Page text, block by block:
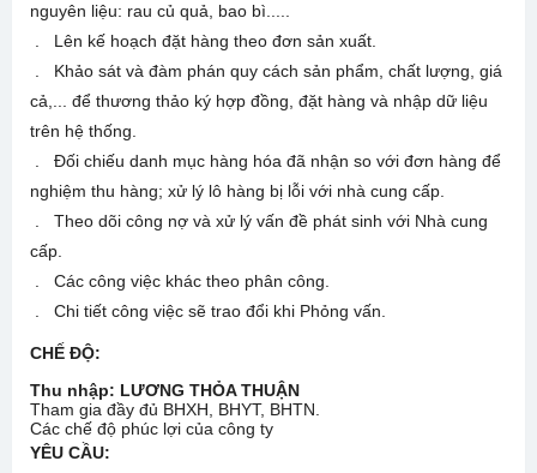
nguyên liệu: rau củ quả, bao bì.....
. Lên kế hoạch đặt hàng theo đơn sản xuất.
. Khảo sát và đàm phán quy cách sản phẩm, chất lượng, giá
cả,... để thương thảo ký hợp đồng, đặt hàng và nhập dữ liệu
trên hệ thống.
. Đối chiếu danh mục hàng hóa đã nhận so với đơn hàng để
nghiệm thu hàng; xử lý lô hàng bị lỗi với nhà cung cấp.
. Theo dõi công nợ và xử lý vấn đề phát sinh với Nhà cung
cấp.
. Các công việc khác theo phân công.
. Chi tiết công việc sẽ trao đổi khi Phỏng vấn.
CHẾ ĐỘ:
Thu nhập: LƯƠNG THỎA THUẬN
Tham gia đầy đủ BHXH, BHYT, BHTN.
Các chế độ phúc lợi của công ty
YÊU CẦU: